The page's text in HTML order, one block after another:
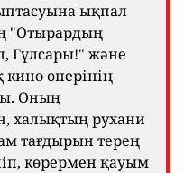
ықпал
"Отырардың
Гүлсары!" және
кино өнерінің
Оның
халықтың рухани
тағдырын терең
көрермен қауым